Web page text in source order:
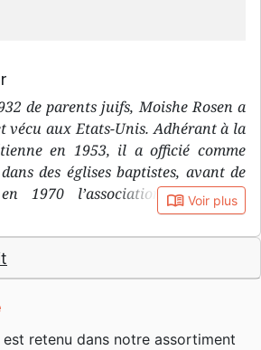
de parents juifs, Moishe Rosen a
vécu aux Etats-Unis. Adhérant à la
en 1953, il a officié comme
des églises baptistes, avant de
1970 l’association qui allait
for Jesus. Il est décédé en 2010.
book_open Voir plus
retenu dans notre assortiment